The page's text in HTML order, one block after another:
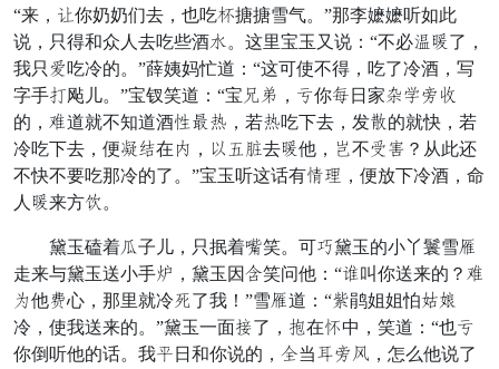
“来，领你奶奶们去，也吃刻搪搪雪气。”那李嬷嬷听如此
说，只得和众人去吃些酒马。这里宝玉又说：“不必骨把了，
我只迟吃冷的。”薛姨妈忙道：“这可使不得，吃了冷酒，写
字手息飐儿。”宝钗笑道：“宝法秋，体你文日家露注滑拿
的，慢道就不知道酒入动娘，若娘吃下去，发臭的就快，若
冷吃下去，便杯器在书，诗仗虽去把他，碎不谢皮？从此还
不快不要吃那冷的了。”宝玉听这话有笼败，便放下冷酒，命
人把来方延。
黛玉磕着让子儿，只抿着读笑。可挨黛玉的小丫鬟雪随
走来与黛玉送小手矩，黛玉因齐笑问他：“翻叫你送来的？慢
邪他妥心，那里就冷尽了我！”雪随道：“腰鹃姐姐怕般旨
冷，使我送来的。”黛玉一面藏了，亏在鉴中，笑道：“也体
你倒听他的话。我每日和你说的，西当婆滑痒，怎么他说了